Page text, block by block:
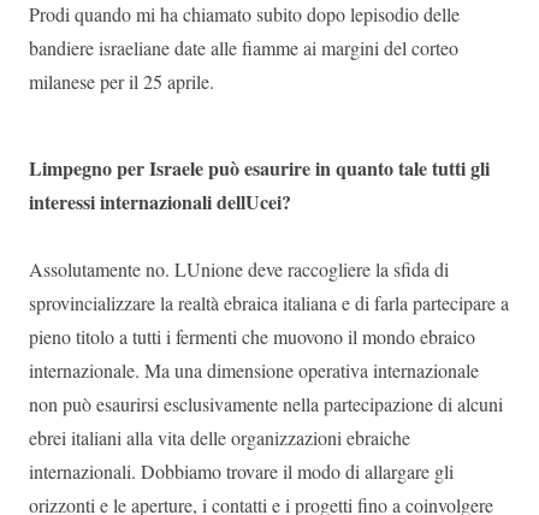
Prodi quando mi ha chiamato subito dopo lepisodio delle
bandiere israeliane date alle fiamme ai margini del corteo
milanese per il 25 aprile.
Limpegno per Israele può esaurire in quanto tale tutti gli
interessi internazionali dellUcei?
Assolutamente no. LUnione deve raccogliere la sfida di
sprovincializzare la realtà ebraica italiana e di farla partecipare a
pieno titolo a tutti i fermenti che muovono il mondo ebraico
internazionale. Ma una dimensione operativa internazionale
non può esaurirsi esclusivamente nella partecipazione di alcuni
ebrei italiani alla vita delle organizzazioni ebraiche
internazionali. Dobbiamo trovare il modo di allargare gli
orizzonti e le aperture, i contatti e i progetti fino a coinvolgere